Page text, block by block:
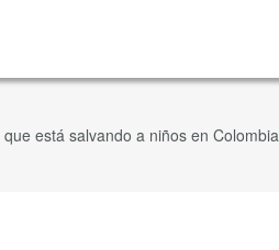
está salvando a niños en Colombia